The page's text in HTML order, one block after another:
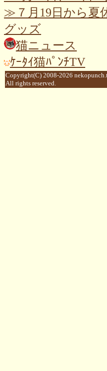
≫７月19日から夏
グッズ
猫ニュース
ｹｰﾀｲ猫ﾊﾟﾝﾁTV
Copyright(C) 2008-2026
All rights reserved.